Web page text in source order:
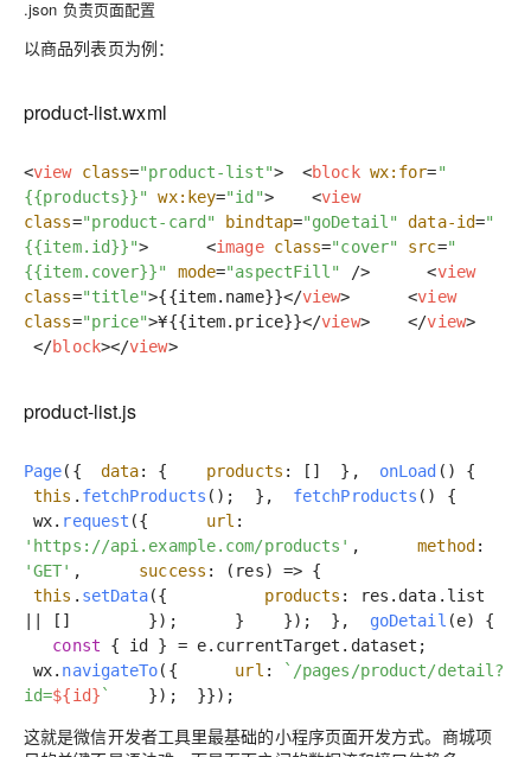
.json 负责页面配置
以商品列表页为例：
product-list.wxml
<view class="product-list"> <block wx:for="
{{products}}"
wx:key="id"> <view
class="product-card" bindtap="goDetail" data-id="
{{item.id}}"> <image class="cover" src="
{{item.cover}}"
mode="aspectFill" /> <view
class="title">{{item.name}}</view> <view
class="price">¥{{item.price}}</view> </view>
</block></view>
product-list.js
Page({ data: { products : [] }, onLoad () {
this . fetchProducts (); }, fetchProducts () {
wx. request ({ url :
'https://api.example.com/products' , method :
'GET' , success : ( res) => {
this . setData({ products : res. data . list
|| []
}); } }); }, goDetail (e) {
const { id } = e. currentTarget . dataset ;
wx. navigateTo({ url :
`/pages/product/detail?
id=${id} ` }); }});
这就是微信开发者工具里最基础的小程序页面开发方式。商城项